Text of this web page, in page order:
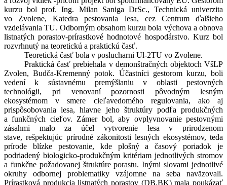
kurzu bol prof. Ing. Milan Saniga DrSc., Technická univerzita
vo Zvolene, Katedra pestovania lesa, cez Centrum ďalšieho
vzdelávania TU. Odborným obsahom kurzu bola výchova a obnova
listnatých porastov-prírastkové hodnotové hospodárstvo. Kurz bol
rozvrhnutý na teoretickú a praktickú časť.
Teoretická časť bola v poslucharni Ul-2TU vo Zvolene.
Praktická časť prebiehala v demonštračných objektoch VšLP
Zvolen, Budča-Kremenný potok. Účastníci gestorom kurzu, boli
vedení k sústavnému premýšlaniu v oblasti pestovných
technológii, pri venovaní pozornosti pôvodným lesným
ekosystémom v smere cieľavedomého regulovania, ako aj
prispôsobovania lesa, hlavne jeho štruktúry podľa produkčných
a funkčných cieľov. Zámer bol, aby ovplyvnovanie pestovnými
zásahmi malo za účel vytvorenie lesa v prirodzenom
stave, rešpektujúc prírodné zákonitosti lesných ekosystémov, teda
prírode blízke pestovanie, kde plošný a časový poriadok je
podriadený biologicko-produkčným kritériam jednotlivých stromov
a funkčne požadovanej štruktúre porastu. Inými slovami jednotlivé
okruhy odbornej problematiky vzájomne na seba naväzovali.
Prírastková produkcia listnatých porastov (DB,BK) mala poukázať